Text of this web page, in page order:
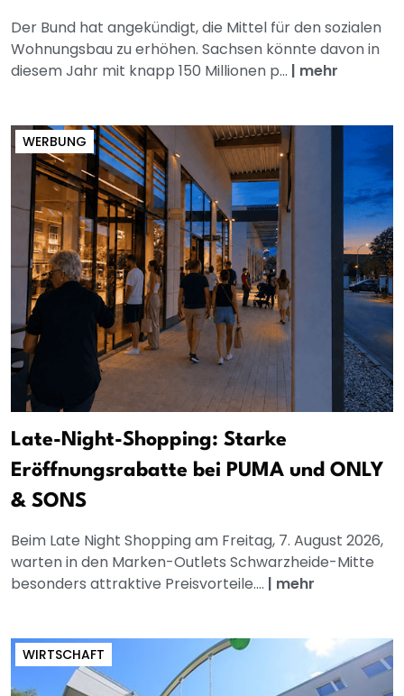
Der Bund hat angekündigt, die Mittel für den sozialen
Wohnungsbau zu erhöhen. Sachsen könnte davon in
diesem Jahr mit knapp 150 Millionen p... | mehr
WERBUNG
Late-Night-Shopping: Starke
Eröffnungsrabatte bei PUMA und ONLY
& SONS
Beim Late Night Shopping am Freitag, 7. August 2026,
warten in den Marken-Outlets Schwarzheide-Mitte
besonders attraktive Preisvorteile.... | mehr
WIRTSCHAFT